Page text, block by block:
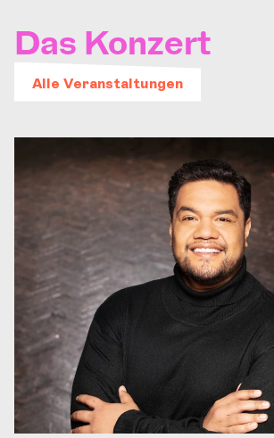
Das Konzert
Alle Veranstaltungen